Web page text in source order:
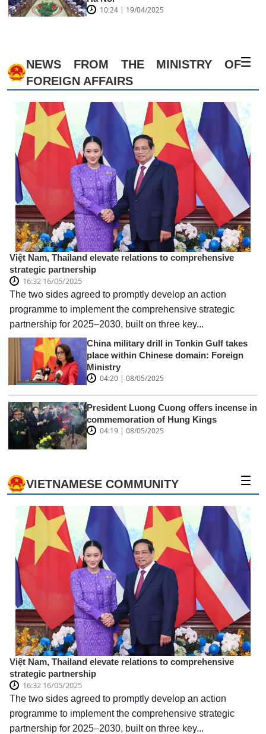
10:24 | 19/04/2025
NEWS FROM THE MINISTRY OF
FOREIGN AFFAIRS
Việt Nam, Thailand elevate relations to comprehensive
strategic partnership
16:32 16/05/2025
The two sides agreed to promptly develop an action
programme to implement the comprehensive strategic
partnership for 2025–2030, built on three key...
China military drill in Tonkin Gulf takes
place within Chinese domain: Foreign
Ministry
04:20 | 08/05/2025
President Luong Cuong offers incense in
commemoration of Hung Kings
04:19 | 08/05/2025
VIETNAMESE COMMUNITY
Việt Nam, Thailand elevate relations to comprehensive
strategic partnership
16:32 16/05/2025
The two sides agreed to promptly develop an action
programme to implement the comprehensive strategic
partnership for 2025–2030, built on three key...